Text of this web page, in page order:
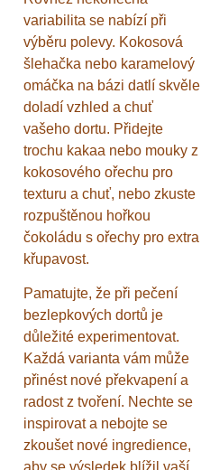
variabilita se nabízí při
výběru polevy. Kokosová
šlehačka nebo karamelový
omáčka na bázi datlí skvěle
doladí vzhled a chuť
vašeho dortu. Přidejte
trochu kakaa nebo mouky z
kokosového ořechu pro
texturu a chuť, nebo zkuste
rozpuštěnou hořkou
čokoládu s ořechy pro extra
křupavost.
Pamatujte, že při pečení
bezlepkových dortů je
důležité experimentovat.
Každá varianta vám může
přinést nové překvapení a
radost z tvoření. Nechte se
inspirovat a nebojte se
zkoušet nové ingredience,